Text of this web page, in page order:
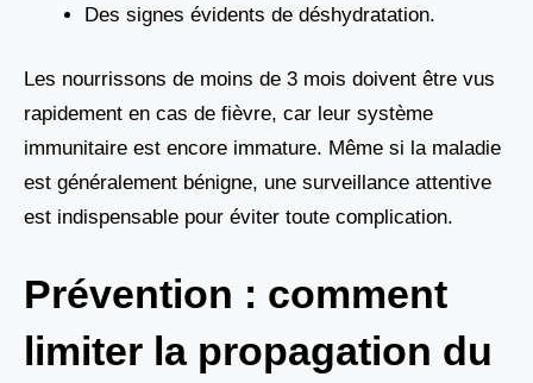
Des signes évidents de déshydratation.
Les nourrissons de moins de 3 mois doivent être vus
rapidement en cas de fièvre, car leur système
immunitaire est encore immature. Même si la maladie
est généralement bénigne, une surveillance attentive
est indispensable pour éviter toute complication.
Prévention : comment
limiter la propagation du